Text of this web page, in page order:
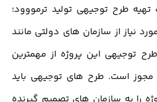
طرح توجیهی تولید ترمووود؛
نیاز از سازمان های دولتی مانند
توجیهی این پروژه از مهمترین
است. طرح های توجیهی باید